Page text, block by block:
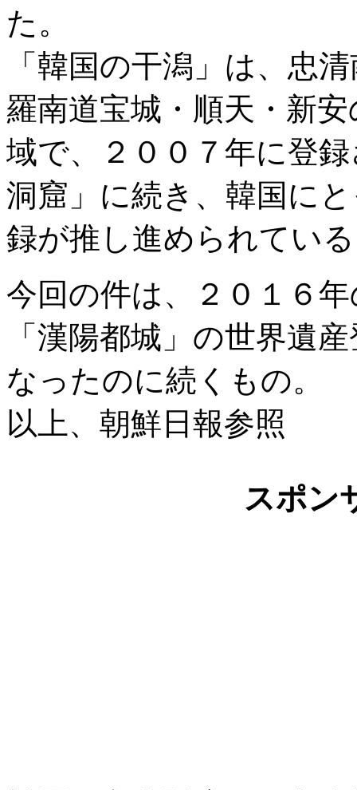
た。
「韓国の干潟」は、忠
羅南道宝城・順天・新
域で、２００７年に登
洞窟」に続き、韓国に
録が推し進められてい
今回の件は、２０１６
「漢陽都城」の世界遺
なったのに続くもの。
以上、朝鮮日報参照
スポン